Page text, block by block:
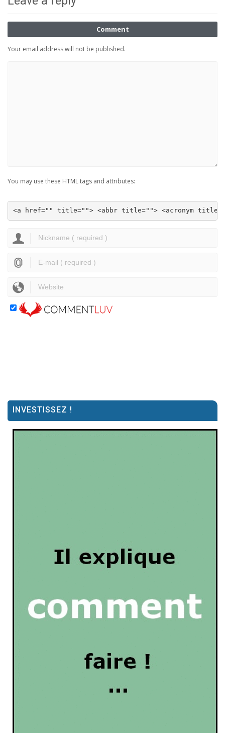
Comment
Your email address will not be published.
You may use these HTML tags and attributes:
<a href="" title=""> <abbr title=""> <acronym
INVESTISSEZ !